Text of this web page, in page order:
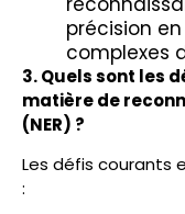
précision
complexes
3. Quels sont les
matière de
(NER) ?
Les défis courants
: